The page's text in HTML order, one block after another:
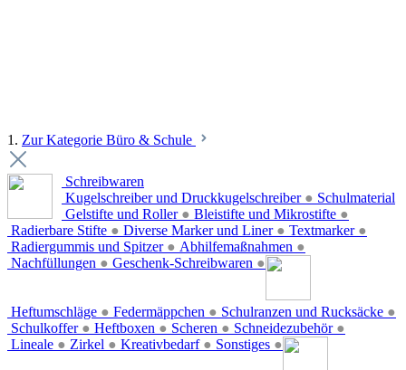
1. Zur Kategorie Büro & Schule
Schreibwaren
Kugelschreiber und Druckkugelschreiber ●
Gelstifte und Roller ● Bleistifte und Mikrostifte ●
Radierbare Stifte ● Diverse Marker und Liner ● Textmarker ●
Radiergummis und Spitzer ● Abhilfemaßnahmen ●
Nachfüllungen ● Geschenk-Schreibwaren ●
Schulmaterial
Heftumschläge ● Federmäppchen ● Schulranzen und Rucksäcke ●
Schulkoffer ● Heftboxen ● Scheren ● Schneidezubehör ●
Lineale ● Zirkel ● Kreativbedarf ● Sonstiges ●